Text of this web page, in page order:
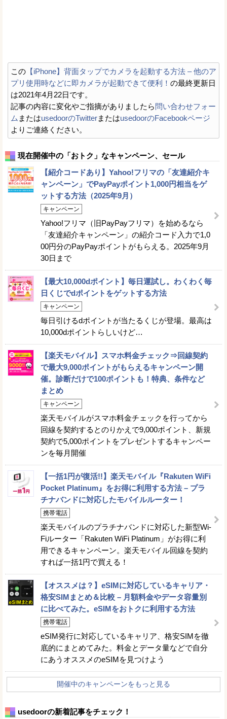
この 【iPhone】背面タップでカメラを起動する方法 – 他のア
プリ使用時などに即カメラが起動できて便利！ の最終更新日
は2021年4月22日です。
記事の内容に変化やご指摘がありましたら問い合わせフォー
ム またはusedoorのTwitterまたはusedoorのFacebookページ
よりご連絡ください。
現在開催中の「おトク」なキャンペーン、セール
【紹介コードあり】Yahoo!フリマの「友達紹介キ
ャンペーン」でPayPayポイント1,000円相当をゲ
ットする方法（2025年9月）
キャンペーン
Yahoo!フリマ（旧PayPayフリマ）を始めるなら
「友達紹介キャンペーン」の紹介コード入力で1,0
00円分のPayPayポイントがもらえる。2025年9月
30日まで
【最大10,000dポイント】毎日運試し。わくわく毎
日くじでdポイントをゲットする方法
キャンペーン
毎日引けるdポイントが当たるくじが登場。最高は
10,000dポイントらしいけど…
【楽天モバイル】スマホ料金チェック⇒回線契約
で最大9,000ポイントがもらえるキャンペーン開
催。診断だけで100ポイントも！特典、条件など
まとめ
キャンペーン
楽天モバイルがスマホ料金チェックを行ってから
回線を契約するとのりかえで9,000ポイント、新規
契約で5,000ポイントをプレゼントするキャンペー
ンを毎月開催
【一括1円が復活!!】楽天モバイル『Rakuten WiFi
Pocket Platinum』をお得に利用する方法 – プラ
チナバンドに対応したモバイルルーター！
携帯電話
楽天モバイルのプラチナバンドに対応した新型Wi-
Fiルーター「Rakuten WiFi Platinum」がお得に利
用できるキャンペーン。楽天モバイル回線を契約
すれば一括1円で買える！
【オススメは？】eSIMに対応しているキャリア・
格安SIMまとめ＆比較 – 月額料金やデータ容量別
に比べてみた。eSIMをおトクに利用する方法
携帯電話
eSIM発行に対応しているキャリア、格安SIMを徹
底的にまとめてみた。料金とデータ量などで自分
にあうオススメのeSIMを見つけよう
開催中のキャンペーンをもっと見る
usedoorの新着記事をチェック！